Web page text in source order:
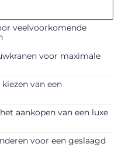
veelvoorkomende
voor maximale
van een
aankopen van een luxe
voor een geslaagd